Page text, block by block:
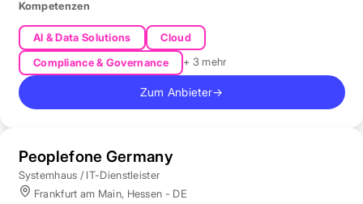
Kompetenzen
AI & Data Solutions
Cloud
Compliance & Governance
+ 3 mehr
Zum Anbieter→
Peoplefone Germany
Systemhaus / IT-Dienstleister
Frankfurt am Main, Hessen - DE